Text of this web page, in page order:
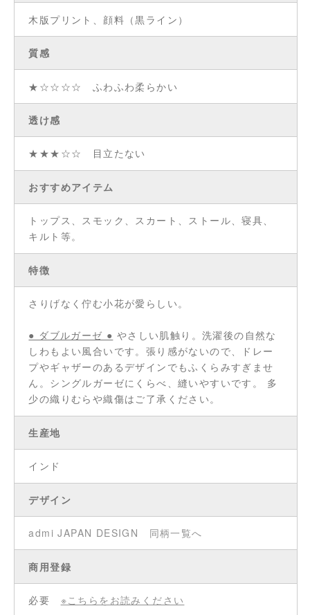
木版プリント、顔料（黒ライン）
質感
★☆☆☆☆ ふわふわ柔らかい
透け感
★★★☆☆ 目立たない
おすすめアイテム
トップス、スモック、スカート、ストール、寝具、
キルト等。
特徴
さりげなく佇む小花が愛らしい。
● ダブルガーゼ ● やさしい肌触り。洗濯後の自然な
しわもよい風合いです。張り感がないので、ドレー
プやギャザーのあるデザインでもふくらみすぎませ
ん。シングルガーゼにくらべ、縫いやすいです。 多
少の織りむらや織傷はご了承ください。
生産地
インド
デザイン
admi JAPAN DESIGN 同柄一覧へ
商用登録
必要 ※こちらをお読みください